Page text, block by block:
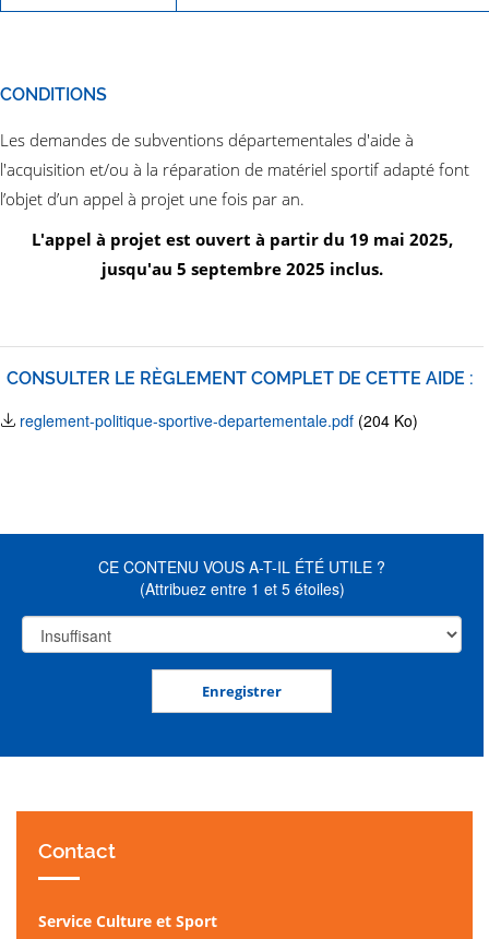
CONDITIONS
Les demandes de subventions départementales d'aide à
l'acquisition et/ou à la réparation de matériel sportif adapté font
l’objet d’un appel à projet une fois par an.
L'appel à projet est ouvert à partir du 19 mai 2025,
jusqu'au 5 septembre 2025 inclus.
CONSULTER LE RÈGLEMENT COMPLET DE CETTE AIDE :
reglement-politique-sportive-departementale.pdf (204 Ko)
CE CONTENU VOUS A-T-IL ÉTÉ UTILE ?
(Attribuez entre 1 et 5 étoiles)
Contact
Service Culture et Sport